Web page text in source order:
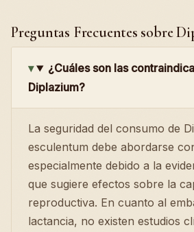
Preguntas Frecuentes sobre
¿Cuáles son las
Diplazium?
La seguridad del consumo de
esculentum debe abordarse
especialmente debido a la
que sugiere efectos sobre la
reproductiva. En cuanto al
lactancia, no existen estudios